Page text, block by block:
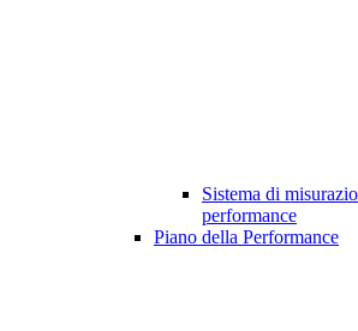
Sistema di
performance
Piano della Performance